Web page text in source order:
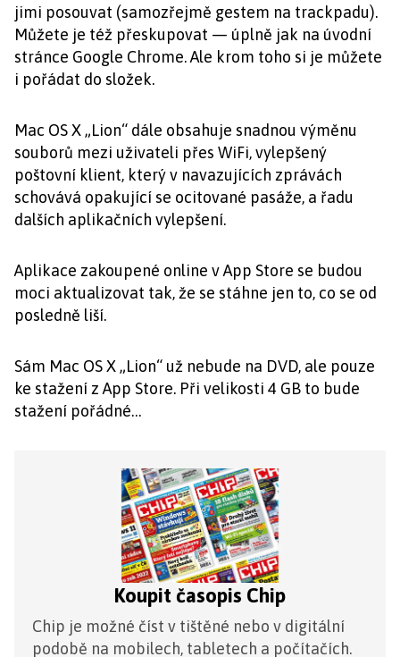
jimi posouvat (samozřejmě gestem na trackpadu).
Můžete je též přeskupovat — úplně jak na úvodní
stránce Google Chrome. Ale krom toho si je můžete
i pořádat do složek.
Mac OS X „Lion“ dále obsahuje snadnou výměnu
souborů mezi uživateli přes WiFi, vylepšený
poštovní klient, který v navazujících zprávách
schovává opakující se ocitované pasáže, a řadu
dalších aplikačních vylepšení.
Aplikace zakoupené online v App Store se budou
moci aktualizovat tak, že se stáhne jen to, co se od
posledně liší.
Sám Mac OS X „Lion“ už nebude na DVD, ale pouze
ke stažení z App Store. Při velikosti 4 GB to bude
stažení pořádné…
Koupit časopis Chip
Chip je možné číst v tištěné nebo v digitální
podobě na mobilech, tabletech a počítačích.